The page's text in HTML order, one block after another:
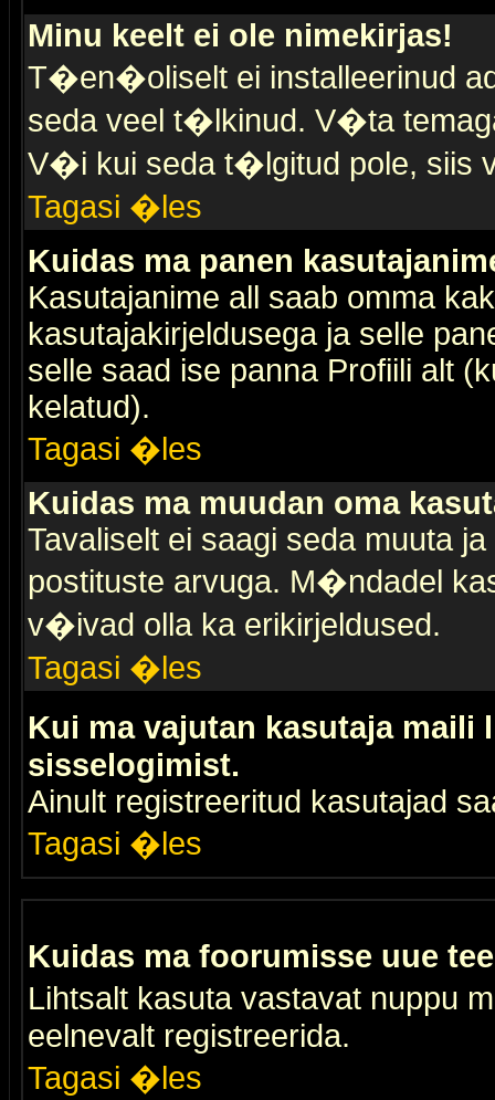
Minu keelt ei ole nimekirjas!
T�en�oliselt ei installeerinud
seda veel t�lkinud. V�ta
V�i kui seda t�lgitud pole, siis
Tagasi �les
Kuidas ma panen
Kasutajanime all saab omma
kasutajakirjeldusega ja selle
selle saad ise panna Profiili alt
kelatud).
Tagasi �les
Kuidas ma muudan oma
Tavaliselt ei saagi seda muuta
postituste arvuga. M�ndadel
v�ivad olla ka erikirjeldused.
Tagasi �les
Kui ma vajutan kasutaja
sisselogimist.
Ainult registreeritud kasutajad
Tagasi �les
Kuidas ma foorumisse uue
Lihtsalt kasuta vastavat nuppu
eelnevalt registreerida.
Tagasi �les